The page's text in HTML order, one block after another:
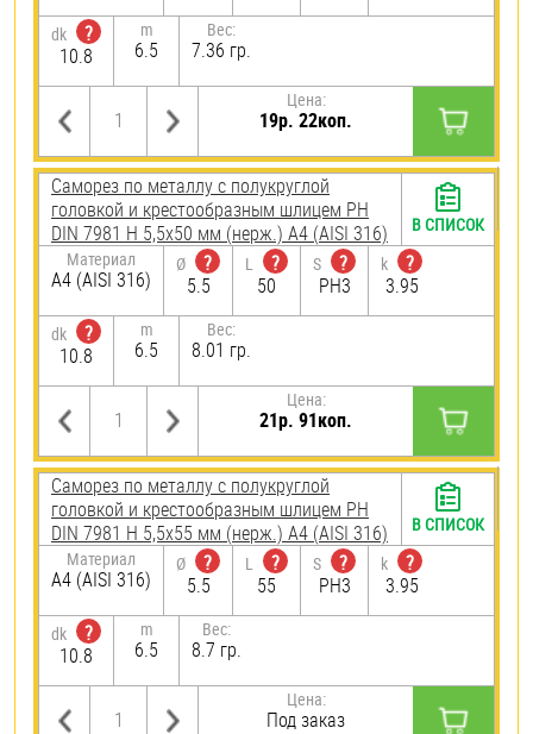
dk
?
10.8
m
6.5
Вес:
7.36 гр.
Цена:
19р. 22коп.
Саморез по металлу с полукруглой
головкой и крестообразным шлицем PH
DIN 7981 H 5,5х50 мм (нерж.) A4 (AISI 316)
Материал
A4 (AISI 316)
Ø
?
5.5
L
?
50
S
?
PH3
k
?
3.95
dk
?
10.8
m
6.5
Вес:
8.01 гр.
Цена:
21р. 91коп.
В СПИСОК
Саморез по металлу с полукруглой
головкой и крестообразным шлицем PH
DIN 7981 H 5,5х55 мм (нерж.) A4 (AISI 316)
Материал
A4 (AISI 316)
Ø
?
5.5
L
?
55
S
?
PH3
k
?
3.95
dk
?
10.8
m
6.5
Вес:
8.7 гр.
Цена:
Под заказ
В СПИСОК